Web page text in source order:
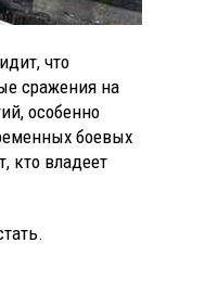
что
сражения на
особенно
боевых
кто владеет